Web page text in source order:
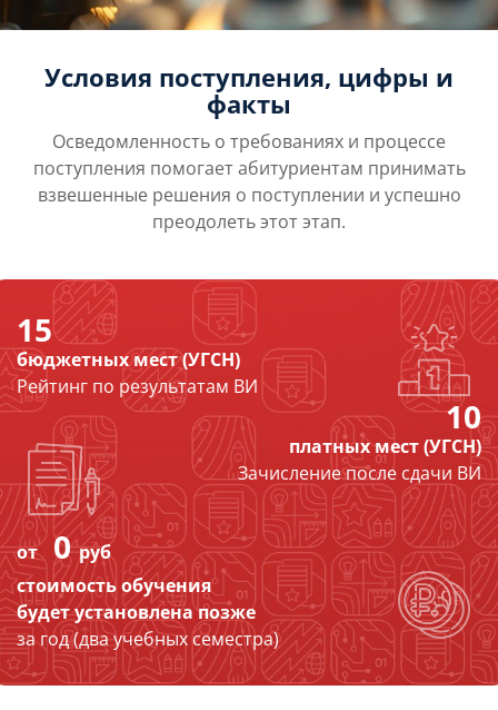
Условия поступления, цифры и
факты
Осведомленность о требованиях и процессе
поступления помогает абитуриентам принимать
взвешенные решения о поступлении и успешно
преодолеть этот этап.
15
бюджетных мест (УГСН)
Рейтинг по результатам ВИ
10
платных мест (УГСН)
Зачисление после сдачи ВИ
от 0руб
стоимость обучения
будет установлена позже
за год (два учебных семестра)